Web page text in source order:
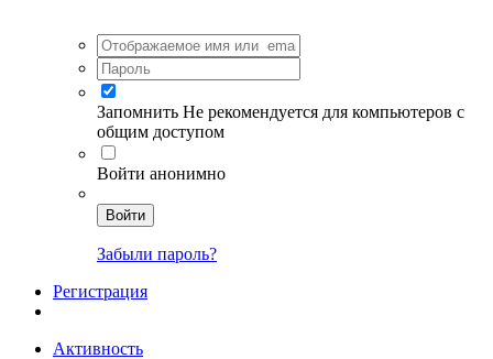
Запомнить Не рекомендуется для компьютеров с
общим доступом
Войти анонимно
Войти
Забыли пароль?
Регистрация
Активность